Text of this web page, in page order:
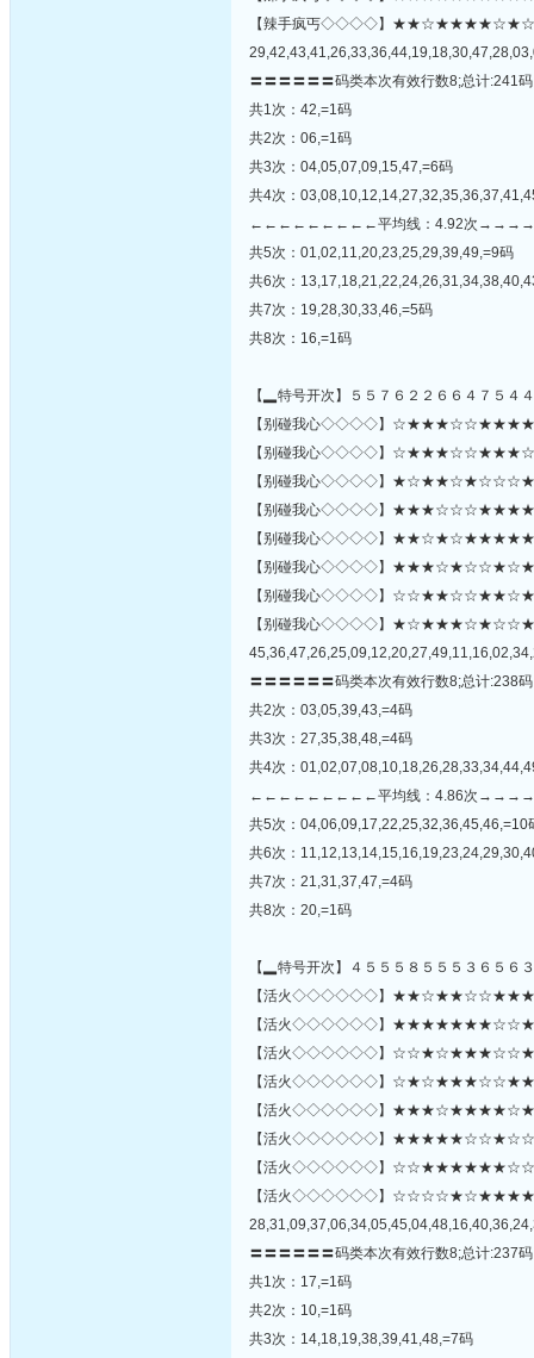
【辣手疯丐◇◇◇◇】
〓〓〓〓〓〓码类本次有效行数8;总计:241
共1次：42,=1码
共2次：06,=1码
共3次：04,05,07,09,15,47,=6码
共4次：
←←←←←←←←←平均线：4.92次
共5次：01,02,11,20,23,25,29,39,49,=9码
共6次：
共7次：19,28,30,33,46,=5码
共8次：16,=1码
【▂特号开次】５５７６２２６６４７５４
【别碰我心◇◇◇◇】
【别碰我心◇◇◇◇】
【别碰我心◇◇◇◇】
【别碰我心◇◇◇◇】
【别碰我心◇◇◇◇】
【别碰我心◇◇◇◇】
【别碰我心◇◇◇◇】
【别碰我心◇◇◇◇】
〓〓〓〓〓〓码类本次有效行数8;总计:238
共2次：03,05,39,43,=4码
共3次：27,35,38,48,=4码
共4次：
←←←←←←←←←平均线：4.86次
共5次：04,06,09,17,22,25,32,36,45,46,=10
共6次：
共7次：21,31,37,47,=4码
共8次：20,=1码
【▂特号开次】４５５５８５５５３６５６
【活火◇◇◇◇◇◇】
【活火◇◇◇◇◇◇】
【活火◇◇◇◇◇◇】
【活火◇◇◇◇◇◇】
【活火◇◇◇◇◇◇】
【活火◇◇◇◇◇◇】
【活火◇◇◇◇◇◇】
【活火◇◇◇◇◇◇】
〓〓〓〓〓〓码类本次有效行数8;总计:237
共1次：17,=1码
共2次：10,=1码
共3次：14,18,19,38,39,41,48,=7码